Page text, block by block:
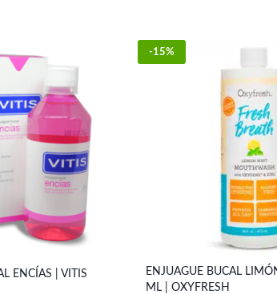
ENCÍAS | VITIS
-15%
ENJUAGUE BUCAL
ML | OXYFRESH